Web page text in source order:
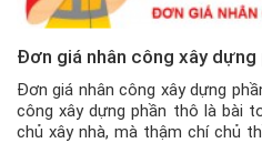
Đơn giá nhân công xây dựng
Đơn giá nhân công xây dựng
công xây dựng phần thô là bài
chủ xây nhà, mà thậm chí chủ